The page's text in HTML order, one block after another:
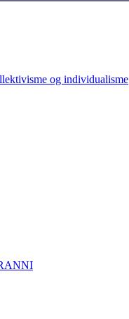
og individualisme